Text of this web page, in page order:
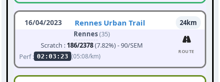
16/04/2023 Rennes Urban Trail
24km
Rennes(35)
Scratch : 186/2378(7.82%) - 90/SEM
Perf : 02:03:23 (05:08/km)
ROUTE